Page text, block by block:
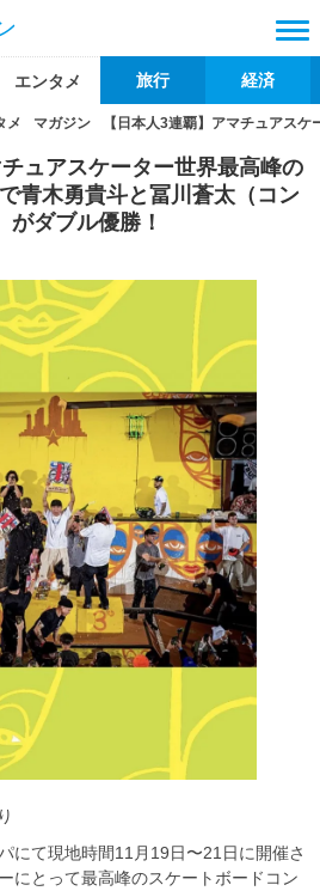
エンタメ 旅行 経済
メ マガジン 【日本人3連覇】アマチュアス
チュアスケーター世界最高峰の
青木勇貴斗と冨川蒼太（コン
がダブル優勝！
にて現地時間11月19日〜21日に開催さ
にとって最高峰のスケートボードコン